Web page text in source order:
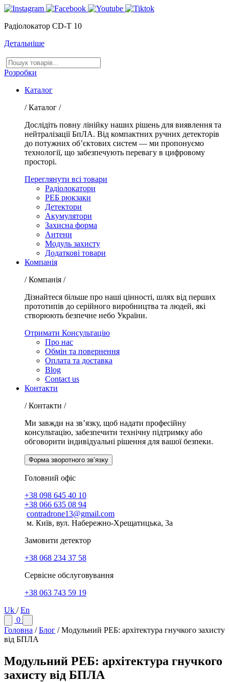
Радіолокатор CD-T 10
Детальніше
Пошук
товарів
Розробки
Каталог
/ Каталог /
Дослідіть повну лінійку наших рішень для виявлення та
нейтралізації БпЛА. Від компактних ручних детекторів
до потужних об’єктових систем — ми пропонуємо
технології, що забезпечують перевагу в цифровому
просторі.
Переглянути всі товари
Радіолокатори
РЕБ рюкзаки
Детектори
Акумулятори
Захисна форма
Антени
Модуль захисту
Додаткові товари
Компанія
/ Компанія /
Дізнайтеся більше про наші цінності, шлях від перших
прототипів до серійного виробництва та людей, які
створюють безпечне небо України.
Отримати Консультацію
Про нас
Обмін та повернення
Оплата та доставка
Blog
Contact us
Контакти
/ Контакти /
Ми завжди на зв’язку, щоб надати професійну
консультацію, забезпечити технічну підтримку або
обговорити індивідуальні рішення для вашої безпеки.
Форма зворотного зв’язку
Головний офіс
+38 098 645 40 10
+38 066 635 08 94
contradrone13@gmail.com
м. Київ, вул. Набережно-Хрещатицька, 3а
Замовити детектор
+38 068 234 37 58
Сервісне обслуговування
+38 063 743 59 19
Uk / En
0
Головна / Блог / Модульний РЕБ: архітектура гнучкого захисту
від БПЛА
Модульний РЕБ: архітектура гнучкого
захисту від БПЛА